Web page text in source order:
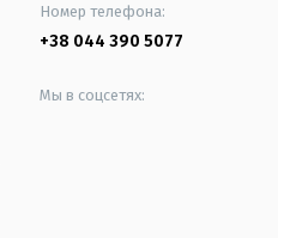
Номер телефона:
+38 044 390 5077
Мы в соцсетях: